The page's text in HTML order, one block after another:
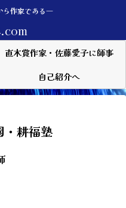
ら作家である―
直木賞作家・佐藤愛子に師事
自己紹介へ
・耕福塾